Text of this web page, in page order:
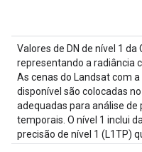
Valores de DN de nível 1 da
representando a radiância
As cenas do Landsat com
disponível são colocadas
adequadas para análise
temporais. O nível 1 inclui
precisão de nível 1 (L1TP)